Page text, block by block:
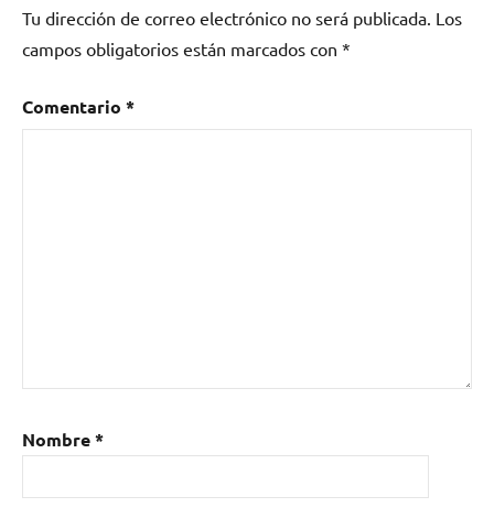
Folklore
Boliviano
Tu dirección de correo electrónico no será publicada. Los
campos obligatorios están marcados con *
Comentario *
Nombre*